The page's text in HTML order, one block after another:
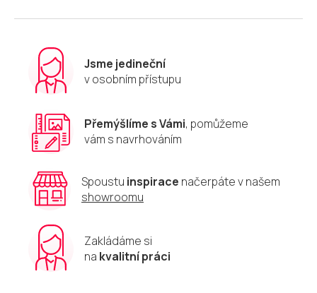
c
r
v
k
ý
p
u
Jsme jedineční
v osobním přístupu
Přemýšlíme s Vámi, pomůžeme
vám s navrhováním
Spoustu inspirace načerpáte v našem
showroomu
Zakládáme si
na kvalitní práci